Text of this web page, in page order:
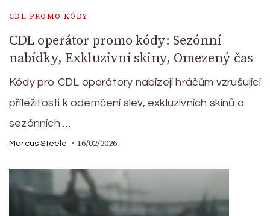
CDL PROMO KÓDY
CDL operátor promo kódy: Sezónní
nabídky, Exkluzivní skiny, Omezený čas
Kódy pro CDL operátory nabízejí hráčům vzrušující
příležitosti k odemčení slev, exkluzivních skinů a
sezónních …
Marcus Steele 16/02/2026